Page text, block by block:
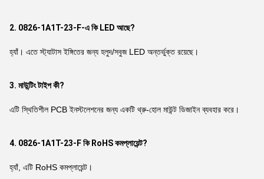
2. 0826-1A1T-23-F-এ কি LED আছে?
হ্যাঁ। এতে স্ট্যাটাস ইঙ্গিতের জন্য হলুদ/সবুজ LED অন্তর্ভুক্ত রয়েছে।
3. মাউন্টিং টাইপ কী?
এটি স্থিতিশীল PCB ইনস্টলেশনের জন্য একটি থ্রু-হোল মাউন্ট ডিজাইন ব্যবহার করে।
4. 0826-1A1T-23-F কি RoHS কমপ্লায়েন্ট?
হ্যাঁ, এটি RoHS কমপ্লায়েন্ট।